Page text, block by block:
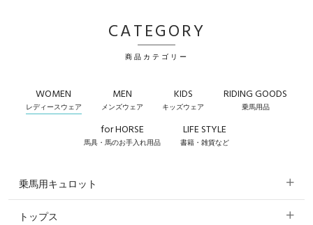
CATEGORY
商品カテゴリー
WOMEN
レディースウェア
MEN
メンズウェア
KIDS
キッズウェア
RIDING GOODS
乗馬用品
for HORSE
馬具・馬のお手入れ用品
LIFE STYLE
書籍・雑貨など
乗馬用キュロット
すべてのキュロット
トップス